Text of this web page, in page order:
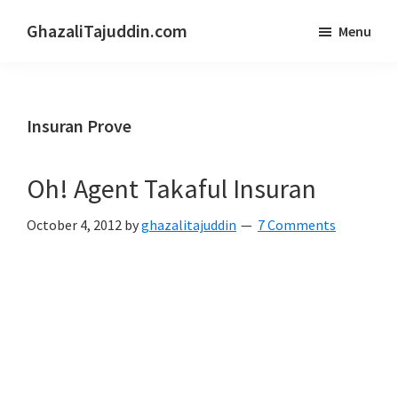
GhazaliTajuddin.com Menu
Insuran Prove
Oh! Agent Takaful Insuran
October 4, 2012 byghazalitajuddin 7 Comments